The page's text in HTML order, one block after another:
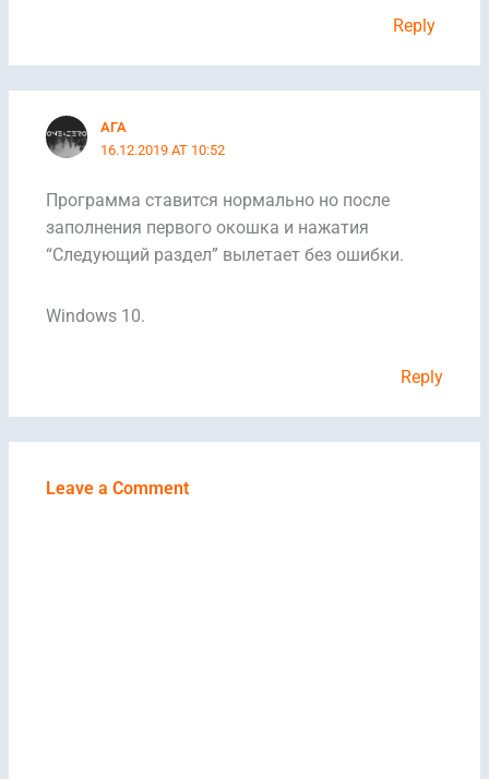
Reply
АГА
16.12.2019 AT 10:52
Программа ставится нормально но после
заполнения первого окошка и нажатия
“Следующий раздел” вылетает без ошибки.
Windows 10.
Reply
Leave a Comment